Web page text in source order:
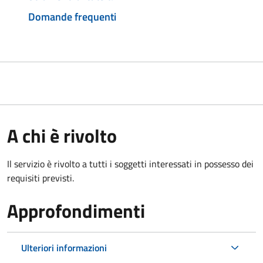
Domande frequenti
A chi è rivolto
Il servizio è rivolto a tutti i soggetti interessati in possesso dei
requisiti previsti.
Approfondimenti
Ulteriori informazioni